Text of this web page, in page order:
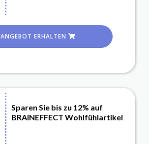
ANGEBOT ERHALTEN
Sparen Sie bis zu 12% auf
BRAINEFFECT Wohlfühlartikel